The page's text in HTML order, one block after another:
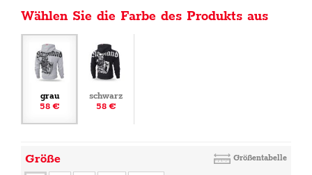
Wählen Sie die Farbe des Produkts aus
grau
58 €
schwarz
58 €
Größe Größentabelle